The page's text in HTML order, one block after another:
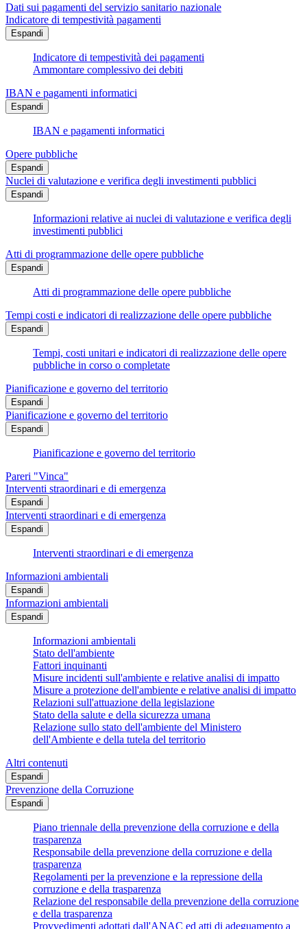
Dati sui pagamenti del servizio sanitario nazionale
Indicatore di tempestività pagamenti
Espandi
Indicatore di tempestività dei pagamenti
Ammontare complessivo dei debiti
IBAN e pagamenti informatici
Espandi
IBAN e pagamenti informatici
Opere pubbliche
Espandi
Nuclei di valutazione e verifica degli investimenti pubblici
Espandi
Informazioni relative ai nuclei di valutazione e verifica degli
investimenti pubblici
Atti di programmazione delle opere pubbliche
Espandi
Atti di programmazione delle opere pubbliche
Tempi costi e indicatori di realizzazione delle opere pubbliche
Espandi
Tempi, costi unitari e indicatori di realizzazione delle opere
pubbliche in corso o completate
Pianificazione e governo del territorio
Espandi
Pianificazione e governo del territorio
Espandi
Pianificazione e governo del territorio
Pareri "Vinca"
Interventi straordinari e di emergenza
Espandi
Interventi straordinari e di emergenza
Espandi
Interventi straordinari e di emergenza
Informazioni ambientali
Espandi
Informazioni ambientali
Espandi
Informazioni ambientali
Stato dell'ambiente
Fattori inquinanti
Misure incidenti sull'ambiente e relative analisi di impatto
Misure a protezione dell'ambiente e relative analisi di impatto
Relazioni sull'attuazione della legislazione
Stato della salute e della sicurezza umana
Relazione sullo stato dell'ambiente del Ministero
dell'Ambiente e della tutela del territorio
Altri contenuti
Espandi
Prevenzione della Corruzione
Espandi
Piano triennale della prevenzione della corruzione e della
trasparenza
Responsabile della prevenzione della corruzione e della
trasparenza
Regolamenti per la prevenzione e la repressione della
corruzione e della trasparenza
Relazione del responsabile della prevenzione della corruzione
e della trasparenza
Provvedimenti adottati dall'ANAC ed atti di adeguamento a